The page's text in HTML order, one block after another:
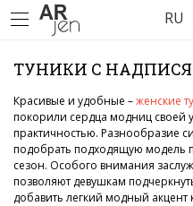
RU
ТУНИКИ С
Красивые и удобные –женские
покорили сердца модниц своей
практичностью. Разнообразие
подобрать подходящую модель
сезон. Особого внимания
позволяют девушкам
добавить легкий модный акцент